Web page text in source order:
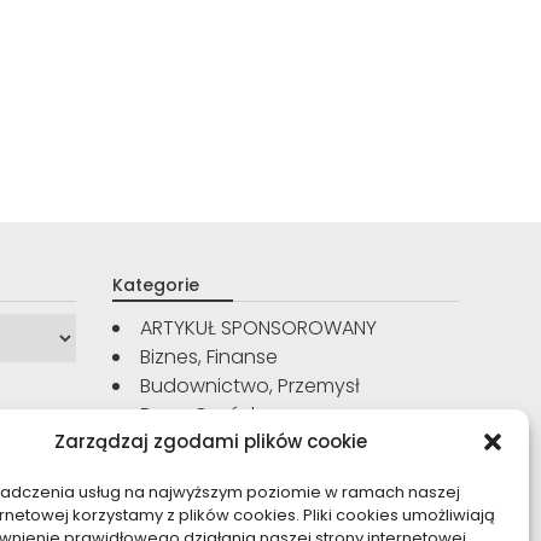
Zarządzaj zgodami plików cookie
usług na najwyższym poziomie w ramach naszej
korzystamy z plików cookies. Pliki cookies umożliwiają
Kategorie
ARTYKUŁ SPONSOROWANY
Biznes, Finanse
Budownictwo, Przemysł
Dom, Ogród
Edukacja, Rozrywka
Moda, Uroda
Motoryzacja, Transport